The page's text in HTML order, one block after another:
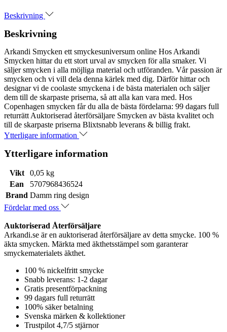
Beskrivning
Beskrivning
Arkandi Smycken ett smyckesuniversum online Hos Arkandi
Smycken hittar du ett stort urval av smycken för alla smaker. Vi
säljer smycken i alla möjliga material och utföranden. Vår passion är
smycken och vi vill dela denna kärlek med dig. Därför hittar och
designar vi de coolaste smyckena i de bästa materialen och säljer
dem till de skarpaste priserna, så att alla kan vara med. Hos
Copenhagen smycken får du alla de bästa fördelarna: 99 dagars full
returrätt Auktoriserad återförsäljare Smycken av bästa kvalitet och
till de skarpaste priserna Blixtsnabb leverans & billig frakt.
Ytterligare information
Ytterligare information
Vikt
0,05 kg
Ean
5707968436524
Brand Damm ring design
Fördelar med oss
Auktoriserad Återförsäljare
Arkandi.se är en auktoriserad återförsäljare av detta smycke. 100 %
äkta smycken. Märkta med äkthetsstämpel som garanterar
smyckematerialets äkthet.
100 % nickelfritt smycke
Snabb leverans: 1-2 dagar
Gratis presentförpackning
99 dagars full returrätt
100% säker betalning
Svenska märken & kollektioner
Trustpilot 4,7/5 stjärnor